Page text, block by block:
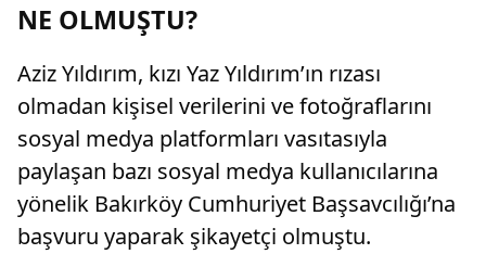
NE OLMUŞTU?
Aziz Yıldırım, kızı Yaz Yıldırım’ın rızası
olmadan kişisel verilerini ve fotoğraflarını
sosyal medya platformları vasıtasıyla
paylaşan bazı sosyal medya kullanıcılarına
yönelik Bakırköy Cumhuriyet Başsavcılığı’na
başvuru yaparak şikayetçi olmuştu.